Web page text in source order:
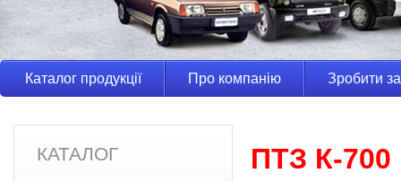
Каталог продукції Про компанію Зробити
КАТАЛОГ ПТЗ К-700